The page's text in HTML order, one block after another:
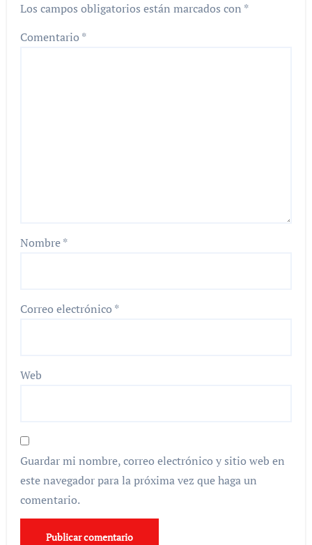
Los campos obligatorios están marcados con *
Comentario *
Nombre*
Correo electrónico *
Web
Guardar mi nombre, correo electrónico y sitio web en
este navegador para la próxima vez que haga un
comentario.